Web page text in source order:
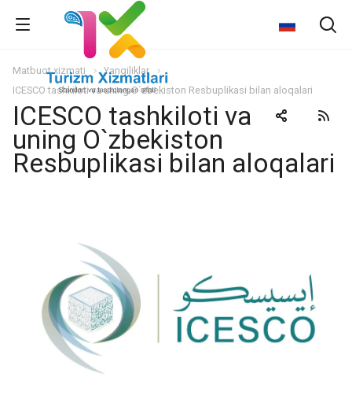
Matbuot xizmati
Yangiliklar
ICESCO tashkiloti va uning O`zbekiston Resbuplikasi bilan aloqalari
ICESCO tashkiloti va
uning O`zbekiston
Resbuplikasi bilan aloqalari